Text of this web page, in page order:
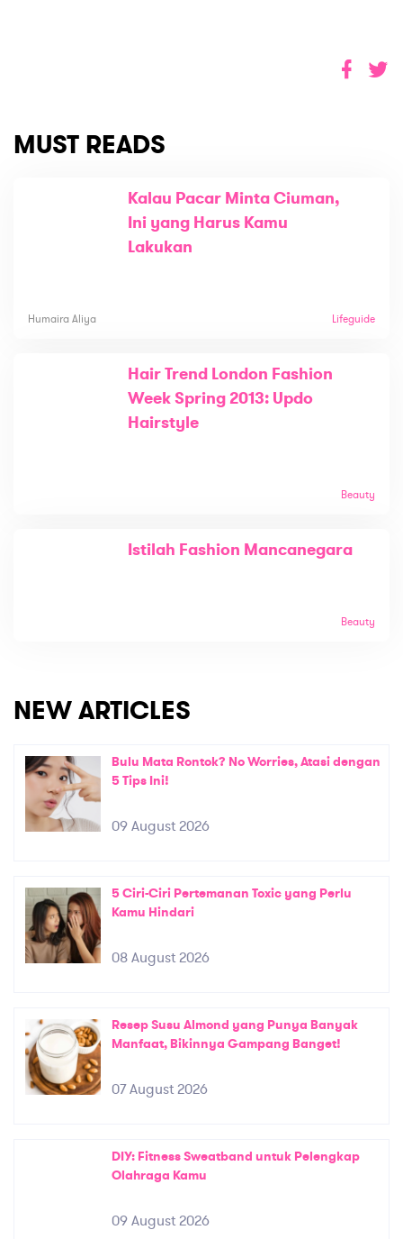
MUST READS
Kalau Pacar Minta Ciuman,
Ini yang Harus Kamu
Lakukan
Humaira Aliya Lifeguide
Hair Trend London Fashion
Week Spring 2013: Updo
Hairstyle
Beauty
Istilah Fashion Mancanegara
Beauty
NEW ARTICLES
Bulu Mata Rontok? No Worries, Atasi dengan
5 Tips Ini!
09 August 2026
5 Ciri-Ciri Pertemanan Toxic yang Perlu
Kamu Hindari
08 August 2026
Resep Susu Almond yang Punya Banyak
Manfaat, Bikinnya Gampang Banget!
07 August 2026
DIY: Fitness Sweatband untuk Pelengkap
Olahraga Kamu
09 August 2026